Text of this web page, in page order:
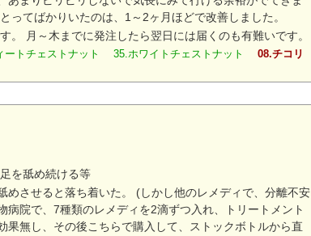
ってばかりいたのは、1～2ヶ月ほどで改善しました。
。 月～木までに発注したら翌日には届くのも有難いです。
トチェストナット 35.ホワイトチェストナット08.チコリ
を舐め続ける等
めさせると落ち着いた。 (しかし他のレメディで、分離不安
院で、7種類のレメディを2滴ずつ入れ、トリートメント
果無し、その後こちらで購入して、ストックボトルから直